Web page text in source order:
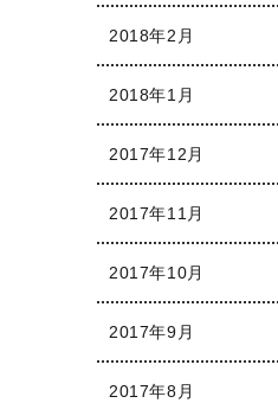
2018年2月
2018年1月
2017年12月
2017年11月
2017年10月
2017年9月
2017年8月